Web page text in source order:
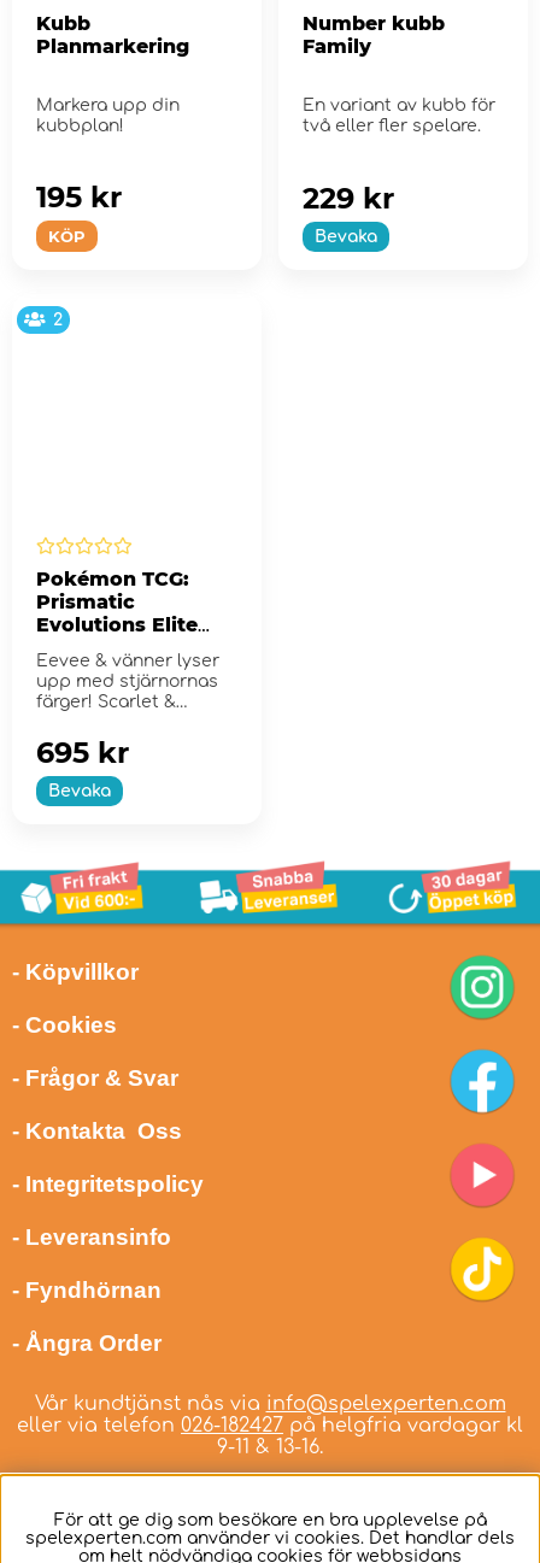
Kubb
Planmarkering
Markera upp din
kubbplan!
KÖP
195 kr
Number kubb
Family
En variant av kubb för
två eller fler spelare.
Bevaka
229 kr
2
Pokémon TCG:
Prismatic
Evolutions Elite
Trainer Box
Eevee & vänner lyser
upp med stjärnornas
färger! Scarlet &
Bevaka
695 kr
- Köpvillkor
- Cookies
- Frågor & Svar
- Kontakta Oss
- Integritetspolicy
- Leveransinfo
- Fyndhörnan
- Ångra Order
Vår kundtjänst nås via info@spelexperten.com
eller via telefon 026-182427 på helgfria vardagar kl
9-11 & 13-16.
För att ge dig som besökare en bra upplevelse på
spelexperten.com använder vi cookies. Det handlar dels
om helt nödvändiga cookies för webbsidans